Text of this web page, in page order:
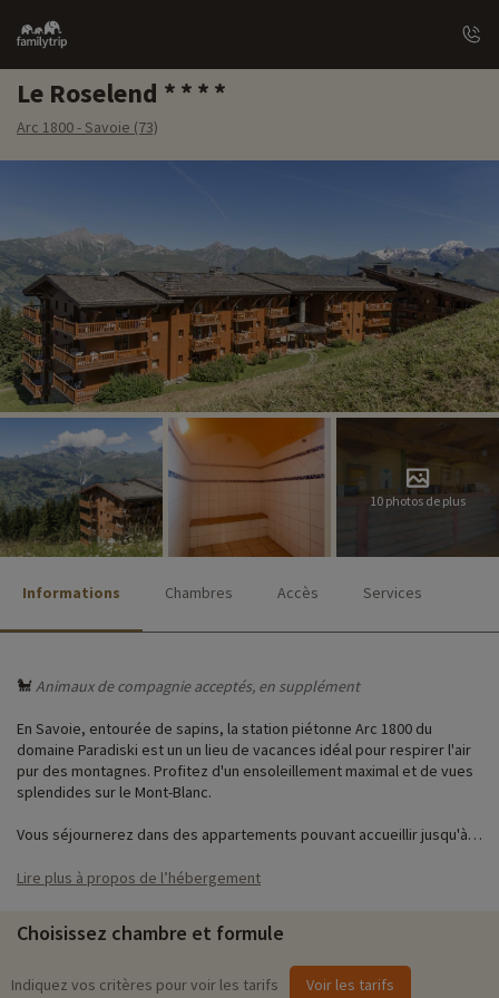
Family
trip
Le Roselend
Arc 1800 - Savoie (73)
10 photos de plus
Informations Chambres Accès Services
🐩 Animaux de compagnie acceptés, en supplément
En Savoie, entourée de sapins, la station piétonne Arc 1800 du
domaine Paradiski est un un lieu de vacances idéal pour respirer l'air
pur des montagnes. Profitez d'un ensoleillement maximal et de vues
splendides sur le Mont-Blanc.
Vous séjournerez dans des appartements pouvant accueillir jusqu'à 8
Sur place, bénéficier de la piscine intérieure, du hammam et du
Vous pourrez profiter de ce cadre incroyable pour vous adonner à de
nombreuses activités proposées à proximité. Randonnée,
parapente, escalade, VTT, ski, raquettes, pistes de luge : il y en a
Lire plus à propos de l’hébergement
Choisissez chambre et formule
Indiquez vos critères pour voir les tarifs Voir les tarifs